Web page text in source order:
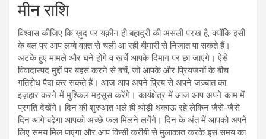
मीन राशि
विश्वास कीजिए कि ख़ुद पर यक़ीन ही बहादुरी की असली परख है, क्योंकि इसी
के बल पर आप लम्बे वक़्त से चली आ रही बीमारी से निजात पा सकते हैं।
अटके हुए मामले और घने होंगे व ख़र्चे आपके दिमाग़ पर छा जाएंगे। ऐसे
विवादास्पद मुद्दों पर बहस करने से बचें, जो आपके और प्रियजनों के बीच
गतिरोध पैदा कर सकते हैं। आज आप अपने प्रिय से अपने जज़्बात का
इज़हार करने में मुश्किल महसूस करेंगे। कार्यक्षेत्र में आज आप अपने काम में
प्रगति देखेंगे। दिन की शुरुआत भले ही थोड़ी थकाऊ रहे लेकिन जैसे-जैसे
दिन आगे बढ़ेगा आपको अच्छे फल मिलने लगेंगे। दिन के अंत में आपको अपने
लिए समय मिल पाएगा और आप किसी करीबी से मुलाकात करके इस समय का